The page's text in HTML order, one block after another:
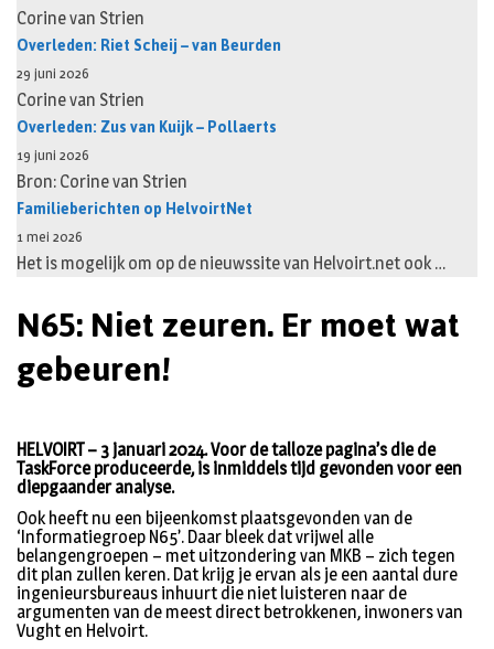
Corine van Strien
Overleden: Riet Scheij – van Beurden
29 juni 2026
Corine van Strien
Overleden: Zus van Kuijk – Pollaerts
19 juni 2026
Bron: Corine van Strien
Familieberichten op HelvoirtNet
1 mei 2026
Het is mogelijk om op de nieuwssite van Helvoirt.net ook …
N65: Niet zeuren. Er moet wat
gebeuren!
HELVOIRT – 3 januari 2024. Voor de talloze pagina’s die de
TaskForce produceerde, is inmiddels tijd gevonden voor een
diepgaander analyse.
Ook heeft nu een bijeenkomst plaatsgevonden van de
‘Informatiegroep N65’. Daar bleek dat vrijwel alle
belangengroepen – met uitzondering van MKB – zich tegen
dit plan zullen keren. Dat krijg je ervan als je een aantal dure
ingenieursbureaus inhuurt die niet luisteren naar de
argumenten van de meest direct betrokkenen, inwoners van
Vught en Helvoirt.